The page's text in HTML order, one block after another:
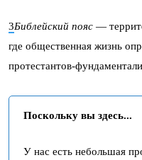
3Библейский пояс —
где общественная жизнь
протестантов-
Поскольку вы здесь...
У нас есть небольшая